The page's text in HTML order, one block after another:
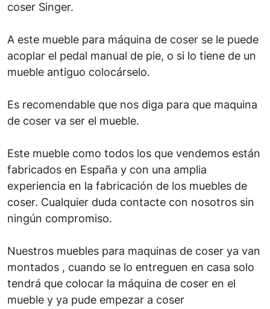
coser Singer.
A este mueble para máquina de coser se le puede
acoplar el pedal manual de pie, o si lo tiene de un
mueble antiguo colocárselo.
Es recomendable que nos diga para que maquina
de coser va ser el mueble.
Este mueble como todos los que vendemos están
fabricados en España y con una amplia
experiencia en la fabricación de los muebles de
coser. Cualquier duda contacte con nosotros sin
ningún compromiso.
Nuestros muebles para maquinas de coser ya van
montados , cuando se lo entreguen en casa solo
tendrá que colocar la máquina de coser en el
mueble y ya pude empezar a coser